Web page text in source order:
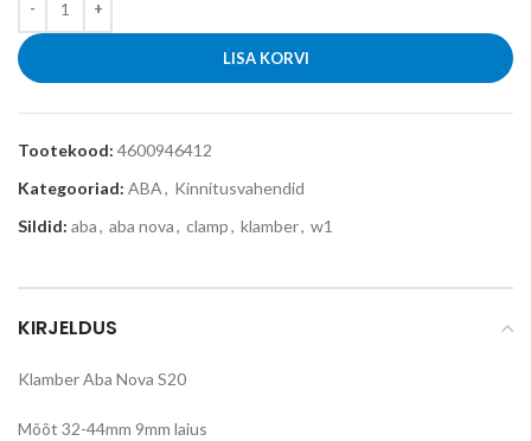
LISA KORVI
Tootekood: 4600946412
Kategooriad: ABA, Kinnitusvahendid
Sildid: aba, aba nova, clamp, klamber, w1
KIRJELDUS
Klamber Aba Nova S20
Mõõt 32-44mm 9mm laius